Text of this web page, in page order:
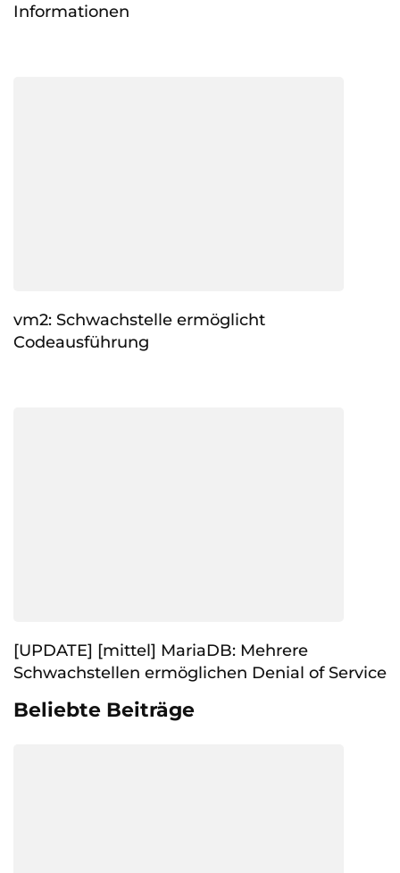
Informationen
vm2: Schwachstelle ermöglicht
Codeausführung
[UPDATE] [mittel] MariaDB: Mehrere
Schwachstellen ermöglichen Denial of Service
Beliebte Beiträge